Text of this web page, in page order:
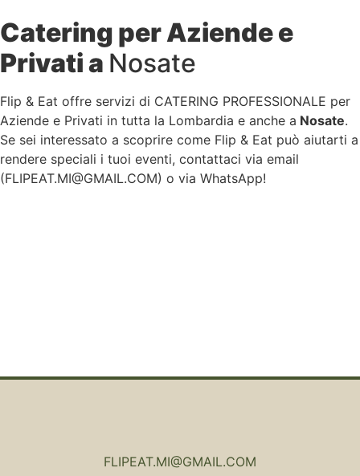
Catering per Aziende e
Privati a Nosate
Flip & Eat offre servizi di CATERING PROFESSIONALE per
Aziende e Privati in tutta la Lombardia e anche a Nosate.
Se sei interessato a scoprire come Flip & Eat può aiutarti a
rendere speciali i tuoi eventi, contattaci via email
(FLIPEAT.MI@GMAIL.COM) o via WhatsApp!
FLIPEAT.MI@GMAIL.COM